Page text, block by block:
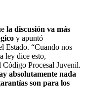
la discusión va más
y apuntó
Estado. “Cuando nos
ley dice esto,
Código Procesal Juvenil.
absolutamente nada
son para los